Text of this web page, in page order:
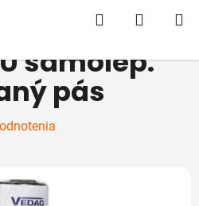
Hľadať
samolep.
pás